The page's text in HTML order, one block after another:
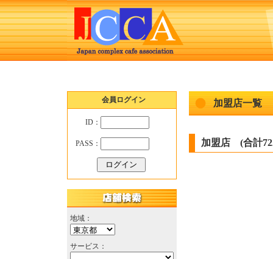
会員ログイン
ID：
PASS：
地域：
サービス：
加盟店一覧
加盟店 (合計